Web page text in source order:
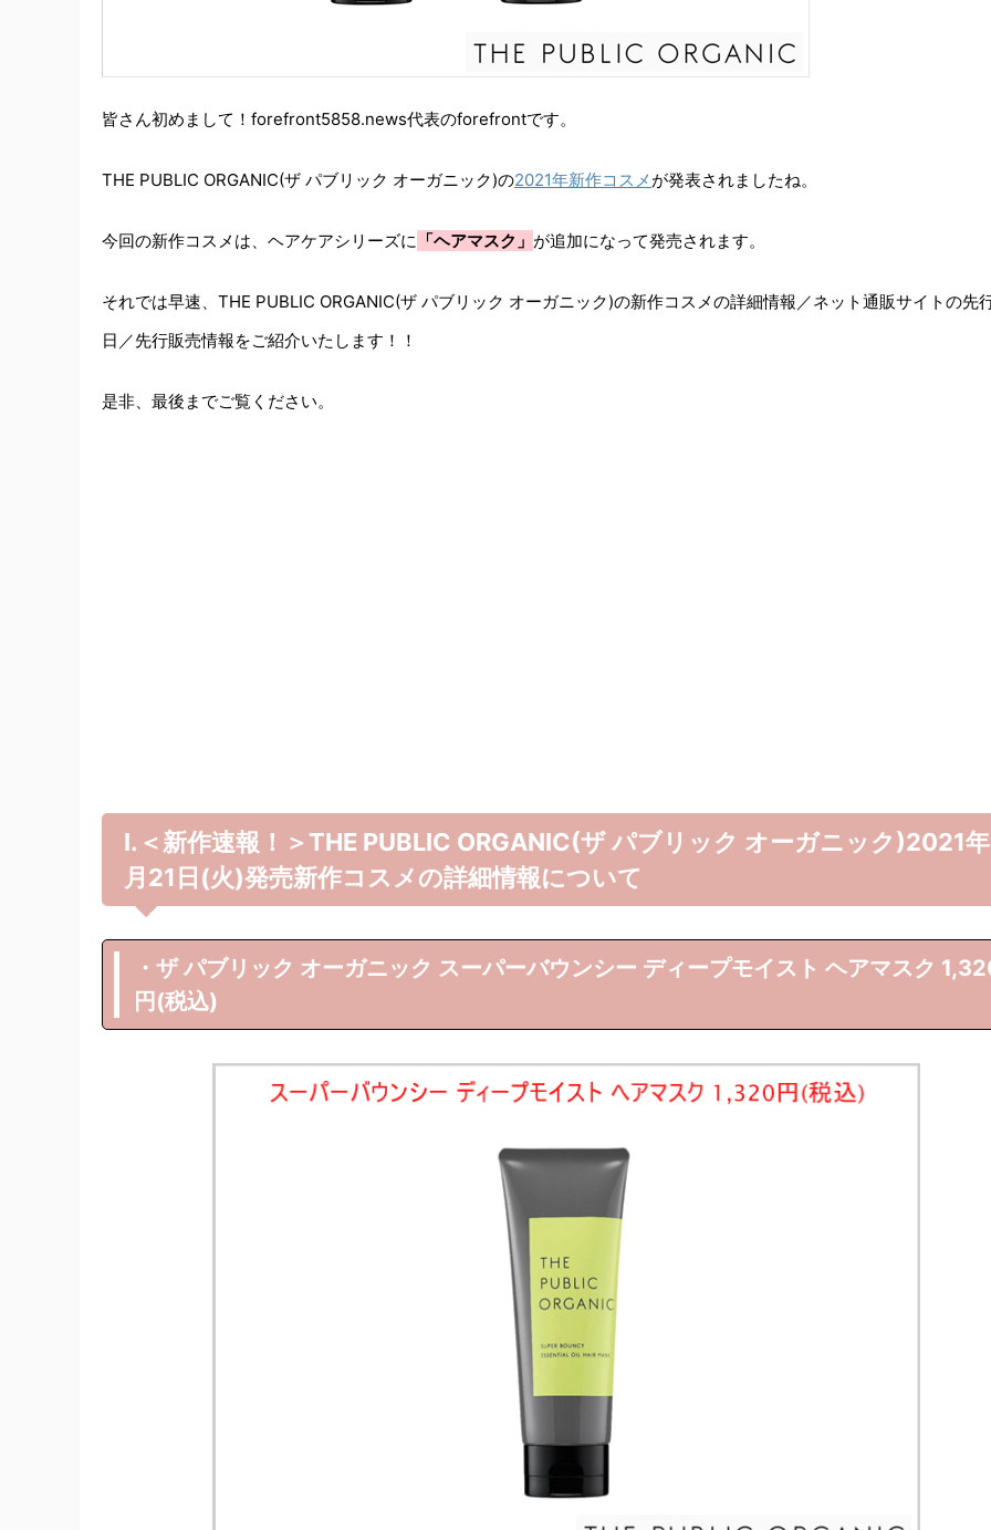
皆さん初めまして！forefront5858.news代表のforefrontです。
THE PUBLIC ORGANIC(ザ パブリック オーガニック)の2021年新作コスメ が発表されましたね。
今回の新作コスメは、ヘアケアシリーズに 「ヘアマスク」 が追加になって発売されます。
それでは早速、THE PUBLIC ORGANIC(ザ パブリック オーガニック)の新作コスメの詳細情報／ネット通販サイトの先
日／先行販売情報をご紹介いたします！！
是非、最後までご覧ください。
Ⅰ.＜新作速報！＞THE PUBLIC ORGANIC(ザ パブリック オーガニック)2021
月21日(火)発売新作コスメの詳細情報について
・ザ パブリック オーガニック スーパーバウンシー ディープモイスト ヘアマスク
円(税込)